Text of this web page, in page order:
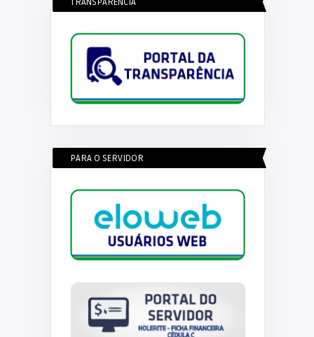
PARA O SERVIDOR